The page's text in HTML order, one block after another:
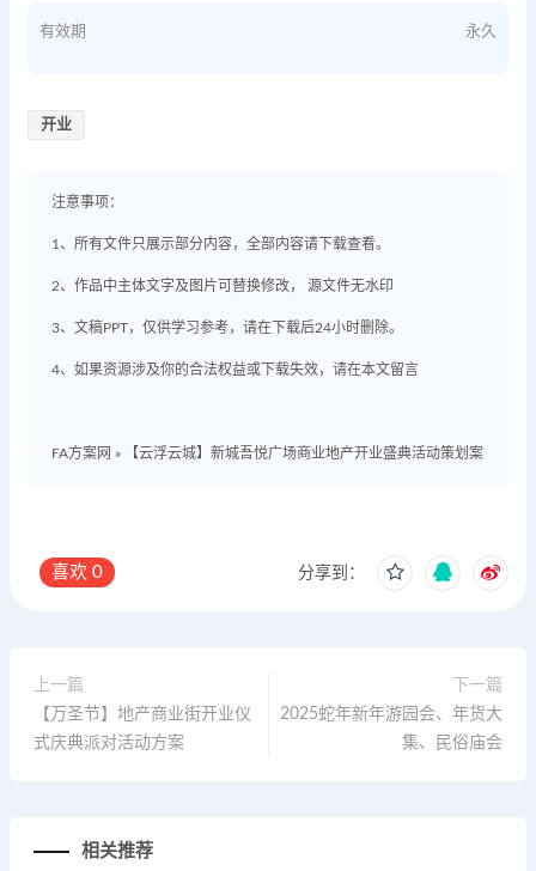
有效期 永久
开业
注意事项：
1、所有文件只展示部分内容，全部内容请下载查看。
2、作品中主体文字及图片可替换修改， 源文件无水印
3、文稿PPT，仅供学习参考，请在下载后24小时删除。
4、如果资源涉及你的合法权益或下载失效，请在本文留言
FA方案网 » 【云浮云城】新城吾悦广场商业地产开业盛典活动策划案
喜欢 0 分享到：
上一篇
【万圣节】地产商业街开业仪
式庆典派对活动方案
下一篇
2025蛇年新年游园会、年货大
集、民俗庙会
相关推荐